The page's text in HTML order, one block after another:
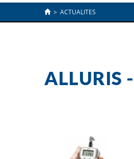
> ACTUALITES
ALLURIS